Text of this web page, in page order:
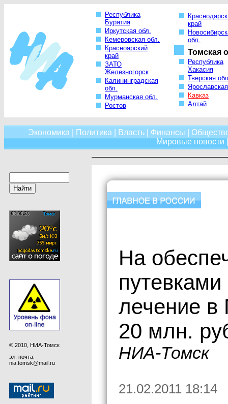
Республика
Бурятия
Иркутская обл.
Кемеровская обл.
Красноярский
край
ЗАТО
Железногорск
Калининградская
обл.
Мурманская обл.
Ростов
край
обл.
Томская
Республика
Хакасия
Тверская
Кавказ
Алтай
Экономика Политика Власть Финансы
Мировые новости
© 2010, НИА-Томск
эл. почта:
nia.tomsk@mail.ru
На
лечение в
20 млн.
НИА-Томск
21.02.2011 18:14